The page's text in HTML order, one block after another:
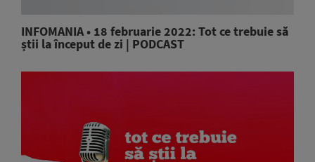
INFOMANIA • 18 februarie 2022: Tot ce trebuie să
știi la început de zi | PODCAST